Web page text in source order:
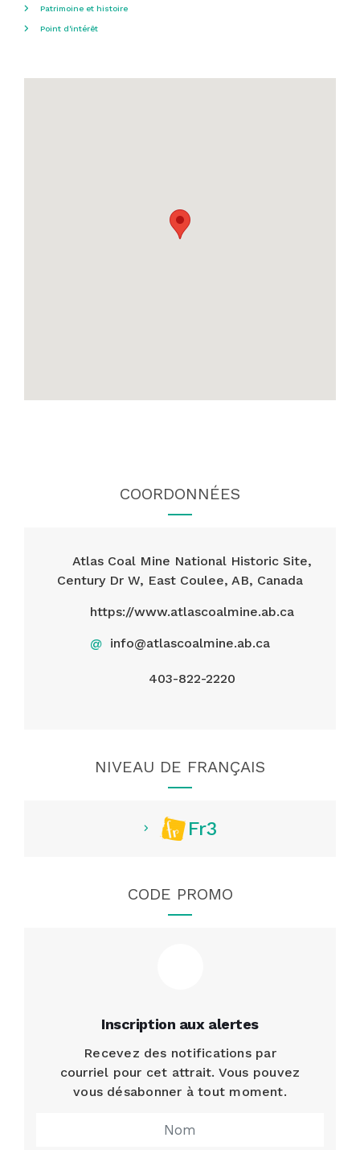
Patrimoine et histoire
Point d'intérêt
COORDONNÉES
Atlas Coal Mine National Historic Site,
Century Dr W, East Coulee, AB, Canada
https://www.atlascoalmine.ab.ca
@ info@atlascoalmine.ab.ca
403-822-2220
NIVEAU DE FRANÇAIS
Fr3
CODE PROMO
Inscription aux alertes
Recevez des notifications par
courriel pour cet attrait. Vous pouvez
vous désabonner à tout moment.